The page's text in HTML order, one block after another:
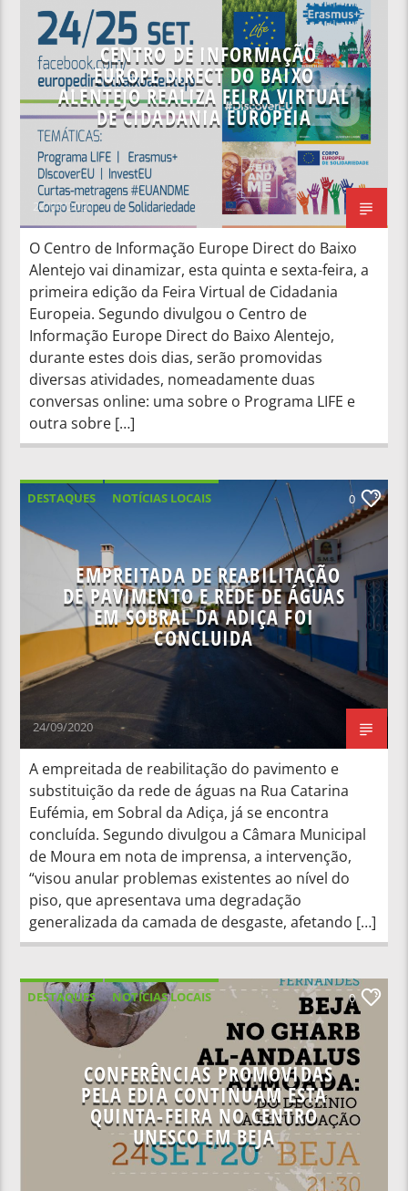
CENTRO DE INFORMAÇÃO
EUROPE DIRECT DO BAIXO
ALENTEJO REALIZA FEIRA VIRTUAL
DE CIDADANIA EUROPEIA
24/09/2020
O Centro de Informação Europe Direct do Baixo
Alentejo vai dinamizar, esta quinta e sexta-feira, a
primeira edição da Feira Virtual de Cidadania
Europeia. Segundo divulgou o Centro de
Informação Europe Direct do Baixo Alentejo,
durante estes dois dias, serão promovidas
diversas atividades, nomeadamente duas
conversas online: uma sobre o Programa LIFE e
outra sobre […]
DESTAQUES NOTÍCIAS LOCAIS 0
EMPREITADA DE REABILITAÇÃO
DE PAVIMENTO E REDE DE ÁGUAS
EM SOBRAL DA ADIÇA FOI
CONCLUIDA
24/09/2020
A empreitada de reabilitação do pavimento e
substituição da rede de águas na Rua Catarina
Eufémia, em Sobral da Adiça, já se encontra
concluída. Segundo divulgou a Câmara Municipal
de Moura em nota de imprensa, a intervenção,
“visou anular problemas existentes ao nível do
piso, que apresentava uma degradação
generalizada da camada de desgaste, afetando […]
DESTAQUES NOTÍCIAS LOCAIS 0
CONFERÊNCIAS PROMOVIDAS
PELA EDIA CONTINUAM ESTA
QUINTA-FEIRA NO CENTRO
UNESCO EM BEJA